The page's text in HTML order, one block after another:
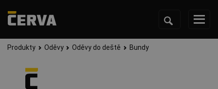
Produkty Oděvy Oděvy do deště Bundy